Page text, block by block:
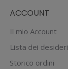
ACCOUNT
Il mio Account
Lista dei desideri
Storico ordini